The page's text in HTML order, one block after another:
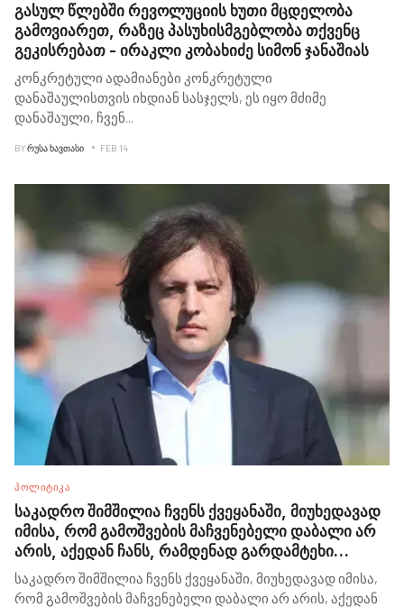
გასულ წლებში რევოლუციის ხუთი მცდელობა
გამოვიარეთ, რაზეც პასუხისმგებლობა თქვენც
გეკისრებათ - ირაკლი კობახიძე სიმონ ჯანაშიას
კონკრეტული ადამიანები კონკრეტული
დანაშაულისთვის იხდიან სასჯელს, ეს იყო მძიმე
დანაშაული, ჩვენ...
BYᲠᲣᲡᲐ ᲮᲐᲕᲗᲐᲡᲘ FEB 14
ᲞᲝᲚᲘᲢᲘᲙᲐ
საკადრო შიმშილია ჩვენს ქვეყანაში, მიუხედავად
იმისა, რომ გამოშვების მაჩვენებელი დაბალი არ
არის, აქედან ჩანს, რამდენად გარდამტეხი
ცვლილებები სჭირდება ჩვენთან განათლების
სისტემას - ირაკლი კობახიძე
საკადრო შიმშილია ჩვენს ქვეყანაში, მიუხედავად იმისა,
რომ გამოშვების მაჩვენებელი დაბალი არ არის, აქედან